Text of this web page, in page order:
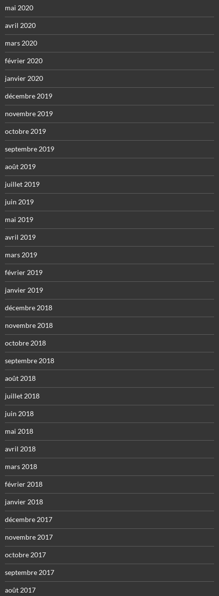
mai 2020
avril 2020
mars 2020
février 2020
janvier 2020
décembre 2019
novembre 2019
octobre 2019
septembre 2019
août 2019
juillet 2019
juin 2019
mai 2019
avril 2019
mars 2019
février 2019
janvier 2019
décembre 2018
novembre 2018
octobre 2018
septembre 2018
août 2018
juillet 2018
juin 2018
mai 2018
avril 2018
mars 2018
février 2018
janvier 2018
décembre 2017
novembre 2017
octobre 2017
septembre 2017
août 2017